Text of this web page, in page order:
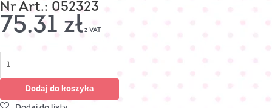
Nr Art.: 052323
75.31 zł z VAT
Dodaj do koszyka